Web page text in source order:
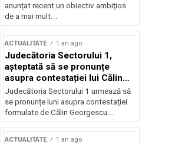
anunțat recent un obiectiv ambițios
de a mai mult...
ACTUALITATE 1 an ago
Judecătoria Sectorului 1,
așteptată să se pronunțe
asupra contestației lui Călin
Georgescu privind controlul
judiciar
Judecătoria Sectorului 1 urmează să
se pronunțe luni asupra contestației
formulate de Călin Georgescu...
ACTUALITATE 1 an ago